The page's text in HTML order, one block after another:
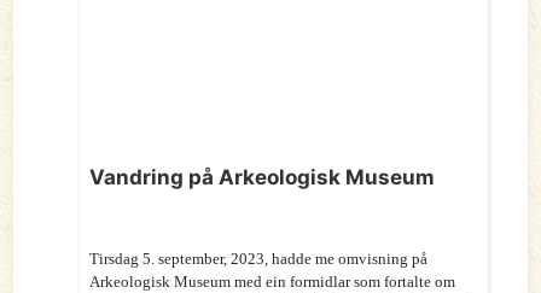
Vandring på Arkeologisk Museum
Tirsdag 5. september, 2023, hadde me omvisning på
Arkeologisk Museum med ein formidlar som fortalte om